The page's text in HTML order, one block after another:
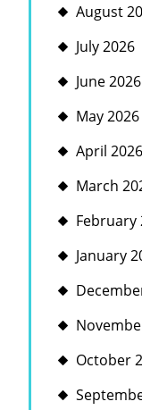
August
July 2026
June 2026
May 2026
April 2026
March
February
January
October